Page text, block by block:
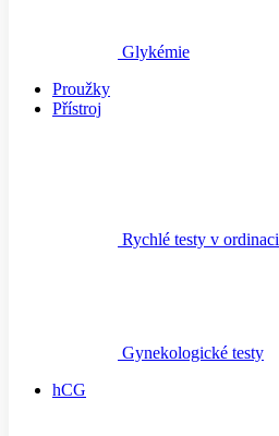
Glykémie
Proužky
Přístroj
Rychlé testy v ordinaci
Gynekologické testy
hCG